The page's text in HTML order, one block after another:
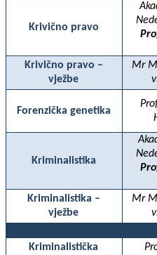
Krivično pravo
Krivično pravo –
vježbe
Mr
Forenzička genetika
Kriminalistika
Kriminalistika –
vježbe
Mr
Kriminalistička